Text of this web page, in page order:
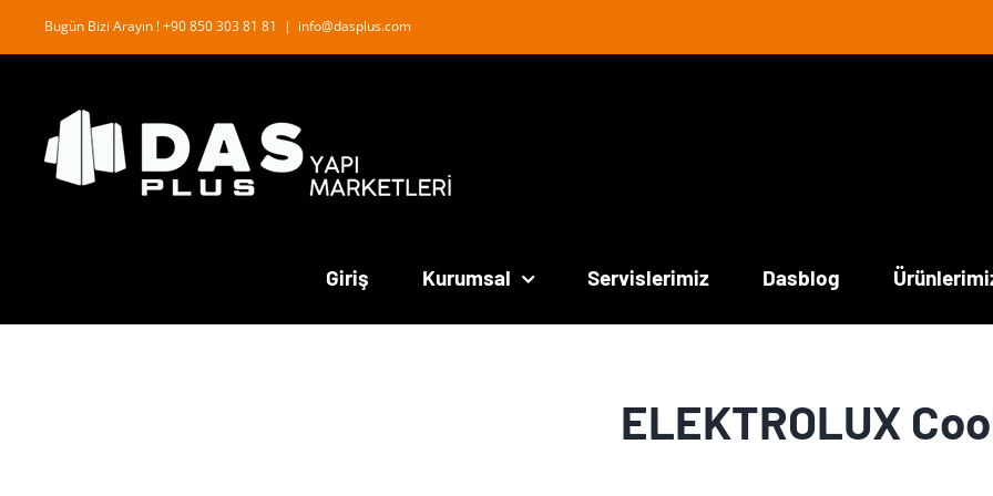
Bugün Bizi Arayın ! +90 850 303 81 81 | info@dasplus.com
Giriş Kurumsal Servislerimiz Dasblog
ELEKTROLUX